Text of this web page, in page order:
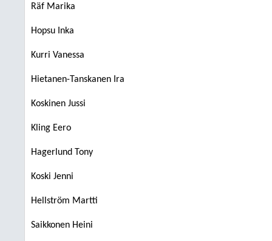
Räf Marika
Hopsu Inka
Kurri Vanessa
Hietanen-Tanskanen Ira
Koskinen Jussi
Kling Eero
Hagerlund Tony
Koski Jenni
Hellström Martti
Saikkonen Heini